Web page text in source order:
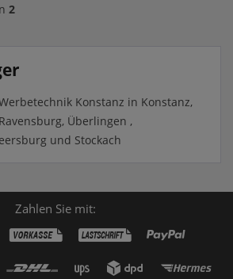
2
Konstanz in Konstanz,
Überlingen ,
und Stockach
Zahlen Sie mit: